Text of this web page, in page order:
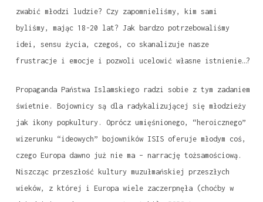
zwabić młodzi ludzie? Czy zapomnieliśmy, kim sami
byliśmy, mając 18-20 lat? Jak bardzo potrzebowaliśmy
idei, sensu życia, czegoś, co skanalizuje nasze
frustracje i emocje i pozwoli ucelowić własne istnienie…?
Propaganda Państwa Islamskiego radzi sobie z tym zadaniem
świetnie. Bojownicy są dla radykalizującej się młodzieży
jak ikony popkultury. Oprócz umięśnionego, “heroicznego”
wizerunku “ideowych” bojowników ISIS oferuje młodym coś,
czego Europa dawno już nie ma – narrację tożsamościową.
Niszcząc przeszłość kultury muzułmańskiej przeszłych
wieków, z której i Europa wiele zaczerpnęła (choćby w